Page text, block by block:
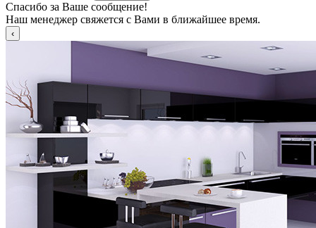
Спасибо за Ваше сообщение!
Наш менеджер свяжется с Вами в ближайшее время.